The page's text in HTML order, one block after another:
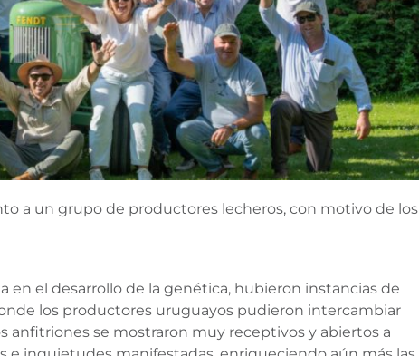
a un grupo de productores lecheros, con motivo de los
en el desarrollo de la genética, hubieron instancias de
los productores uruguayos pudieron intercambiar
anfitriones se mostraron muy receptivos y abiertos a